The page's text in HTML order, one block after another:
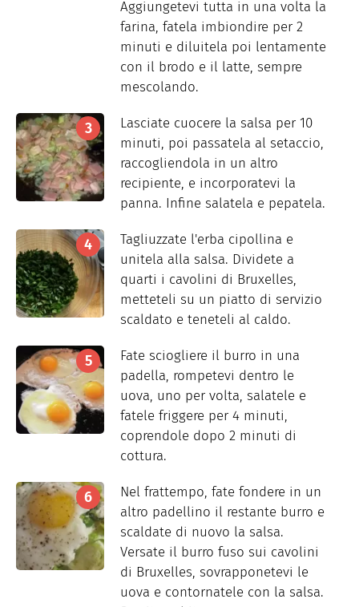
Aggiungetevi tutta in una volta la
farina, fatela imbiondire per 2
minuti e diluitela poi lentamente
con il brodo e il latte, sempre
mescolando.
Lasciate cuocere la salsa per 10
minuti, poi passatela al setaccio,
raccogliendola in un altro
recipiente, e incorporatevi la
panna. Infine salatela e pepatela.
Tagliuzzate l'erba cipollina e
unitela alla salsa. Dividete a
quarti i cavolini di Bruxelles,
metteteli su un piatto di servizio
scaldato e teneteli al caldo.
Fate sciogliere il burro in una
padella, rompetevi dentro le
uova, uno per volta, salatele e
fatele friggere per 4 minuti,
coprendole dopo 2 minuti di
cottura.
Nel frattempo, fate fondere in un
altro padellino il restante burro e
scaldate di nuovo la salsa.
Versate il burro fuso sui cavolini
di Bruxelles, sovrapponetevi le
uova e contornatele con la salsa.